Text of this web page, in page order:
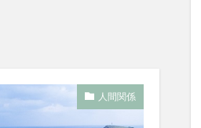
人間関係